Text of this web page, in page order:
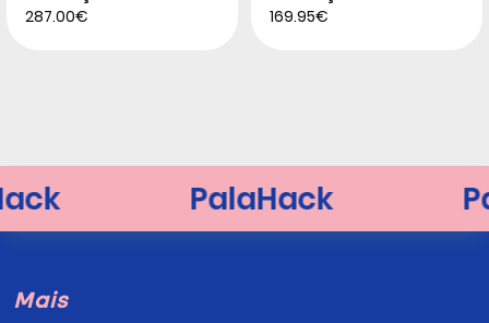
287.00€
169.95€
Mais